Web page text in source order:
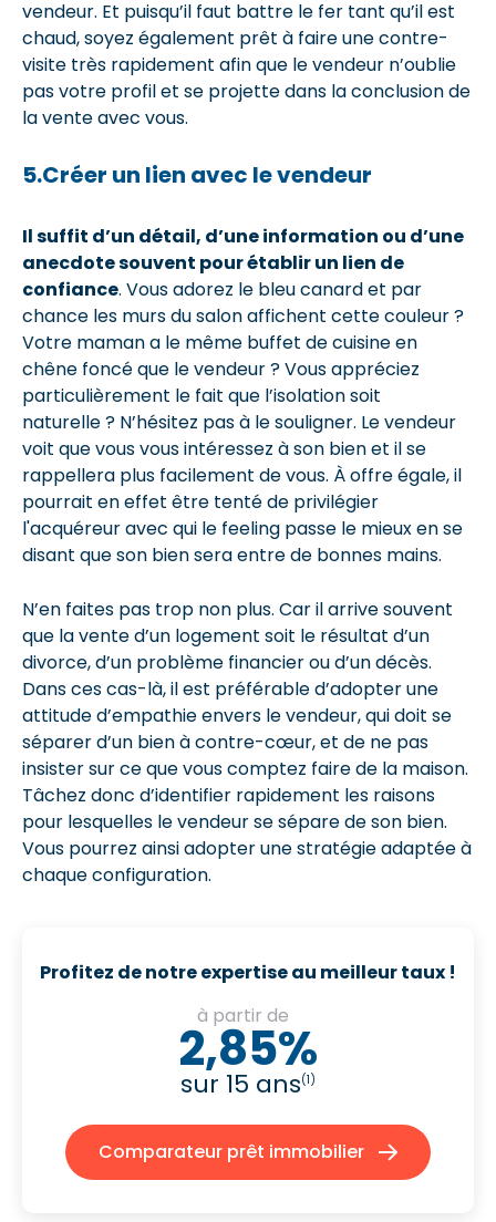
vendeur. Et puisqu’il faut battre le fer tant qu’il est
chaud, soyez également prêt à faire une contre-
visite très rapidement afin que le vendeur n’oublie
pas votre profil et se projette dans la conclusion de
la vente avec vous.
5.Créer un lien avec le vendeur
Il suffit d’un détail, d’une information ou d’une
anecdote souvent pour établir un lien de
confiance. Vous adorez le bleu canard et par
chance les murs du salon affichent cette couleur ?
Votre maman a le même buffet de cuisine en
chêne foncé que le vendeur ? Vous appréciez
particulièrement le fait que l’isolation soit
naturelle ? N’hésitez pas à le souligner. Le vendeur
voit que vous vous intéressez à son bien et il se
rappellera plus facilement de vous. À offre égale, il
pourrait en effet être tenté de privilégier
l'acquéreur avec qui le feeling passe le mieux en se
disant que son bien sera entre de bonnes mains.
N’en faites pas trop non plus. Car il arrive souvent
que la vente d’un logement soit le résultat d’un
divorce, d’un problème financier ou d’un décès.
Dans ces cas-là, il est préférable d’adopter une
attitude d’empathie envers le vendeur, qui doit se
séparer d’un bien à contre-cœur, et de ne pas
insister sur ce que vous comptez faire de la maison.
Tâchez donc d’identifier rapidement les raisons
pour lesquelles le vendeur se sépare de son bien.
Vous pourrez ainsi adopter une stratégie adaptée à
chaque configuration.
Profitez de notre expertise au meilleur taux !
à partir de
2,85%
sur 15 ans(1)
Comparateur prêt immobilier